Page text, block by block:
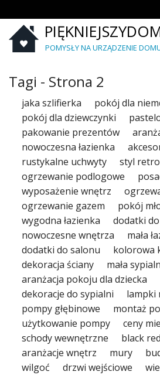
Aranżacje
wnętrz
Sypialnia
Salon
Zrób
sam
Ogród
Dekoracje
gadżety
Pokój
dziecięcy
Przedpokój
POMYSŁY NA URZĄDZENIE
Tagi - Strona 2
jaka szlifierka
pokój dla
pokój dla dziewczynki
pakowanie prezentów
nowoczesna łazienka
rustykalne uchwyty
styl retro
ogrzewanie podlogowe
wyposażenie wnętrz
ogrzewanie gazem
pokój
wygodna łazienka
dodatki do
nowoczesne wnętrza
mała
dodatki do salonu
kolorowa
dekoracja ściany
mała
aranżacja pokoju dla dziecka
dekoracje do sypialni
lampki
pompy głębinowe
montaż
użytkowanie pompy
ceny
schody wewnętrzne
black
aranżacje wnętrz
mury
wilgoć
drzwi wejściowe